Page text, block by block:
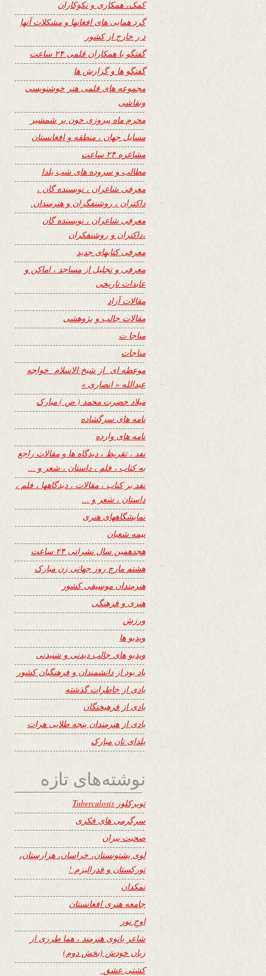
کمک، همکاری و نکوکاران
گرد همایی های افغانها و مشکلات آنها
د ر خارج از کشور
گفتگو با همکاران قلمی ۲۴ ساعت
گفتگو ها و گزارش ها
مجموعه های قلمی هنر خوشنویسی
ونقاشی
محرم ماه پیروزی خون بر شمشیر
مسایل جهان ، منطقه و افغانستان
مشاعره ۲۴ ساعت
مطالب و سروده های شب یلدا
معرفی شاعران ، نویسنده گان ،
داکتران ، روشنفگران و هنرمندان.
معرفی شاعران ، نویسنده گان
،داکتران و روشنفکران
معرفی کتابهای جدید
معرفی و تجلیل از مساجد ، اماکن و
عابدات تاریخی
مقالات آزاد
مقالات جالب و پژوهشی
مناجا ت
مناجات
موعظه ای از شیخ الاسلام خواجه
عبدالله « انصاری »
میلاد حضرت محمد ( ص ) مبارک
نامه های سرگشاده
نامه های وارده
نفد ، تقریظ ، دیدگاه ها و مقالات راجع
به کتاب ، فلم ، داستان ، شعر و …
نفد بر کتاب ، مقالات ، دیدگاهها ، فلم ،
داستان ، شعر و …
نمایشگاههای هنری
نیمه شعبان
هجدهمین سال نشراتی ۲۴ ساعت
هشتم مارچ روز جهانی زن مبارک
هنرمندان موسیقی کشور
هنری و فرهنگی
ورزش
ویدیو ها
ویدیو های جالب دیدنی و شنیدنی
یاد بود از دانشمندان و فرهنگیان کشور
یادی از خاطرات گذشته
یادی از فرهیختگان
یادی از هنرمندان پنجه طلایی هرات
یلدای تان مبارک
نوشته‌های تازه
توبرکلوز Tuberculosis
سرگرمی های فکری
صحبت پیران
لوی پشتونستان، خراسان، هزارستان،
تورکستان و فدرالیزم !
نمکدان
جامعه هنری افغانستان
اوجِ نور
شاعر بانوی هنرمند ، هما طرزی از
زبان خودش (بخش دوم)
کشتی عشق